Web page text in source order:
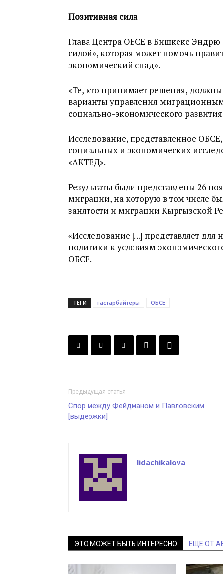
Позитивная сила
Глава Центра ОБСЕ в Бишкеке Эндрю
силой», которая может помочь
экономический спад».
«Те, кто принимает решения,
варианты управления
социально-экономического
Исследование, представленное
социальных и экономических
«АКТЕД».
Результаты были представлены 26
миграции, на которую в том числе
занятости и миграции Кыргызской
«Исследование […] представляет
политики к условиям
ОБСЕ.
ТЕГИ гастарбайтеры ОБСЕ
Предыдущая статья
Спор между Фейдманом и Павловским
[выдержки]
lidachikalova
ЭТО МОЖЕТ БЫТЬ ИНТЕРЕСНО ЕЩЕ ОТ